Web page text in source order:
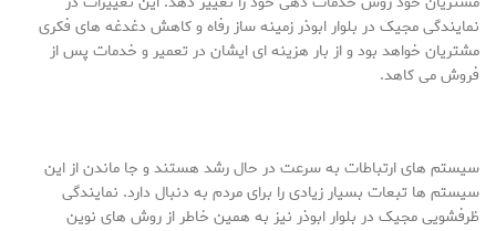
نمایندگی مجیک در بلوار ابوذر زمینه ساز رفاه و کاهش دغدغه های فکری
مشتریان خواهد بود و از بار هزینه ای ایشان در تعمیر و خدمات پس از
فروش می کاهد.
سیستم های ارتباطات به سرعت در حال رشد هستند و جا ماندن از این
سیستم ها تبعات بسیار زیادی را برای مردم به دنبال دارد. نمایندگی
ظرفشویی مجیک در بلوار ابوذر نیز به همین خاطر از روش های نوین